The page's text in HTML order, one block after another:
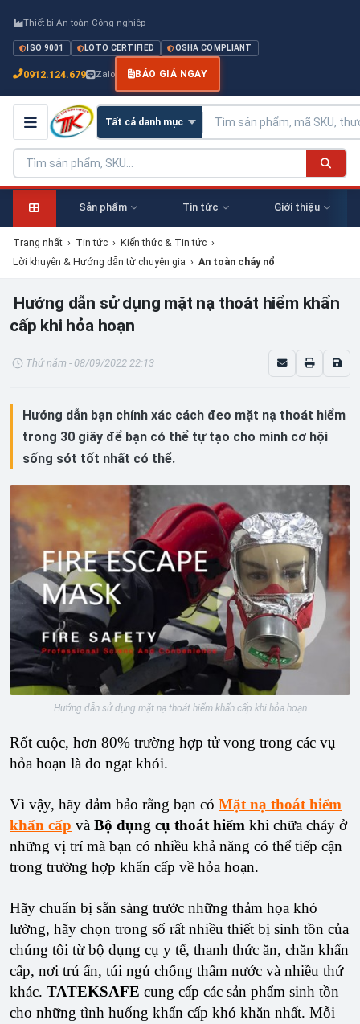
Thiết bị An toàn Công nghiệp
ISO 9001 LOTO CERTIFIED OSHA COMPLIANT
0912.124.679 Zalo BÁO GIÁ NGAY
Sản phẩm Tin tức Giới thiệu
Trang nhất › Tin tức › Kiến thức & Tin tức ›
Lời khuyên & Hướng dẫn từ chuyên gia › An toàn cháy nổ
Hướng dẫn sử dụng mặt nạ thoát hiểm khẩn
cấp khi hỏa hoạn
Thứ năm - 08/09/2022 22:13
Hướng dẫn bạn chính xác cách đeo mặt nạ thoát hiểm
trong 30 giây để bạn có thể tự tạo cho mình cơ hội
sống sót tốt nhất có thể.
Hướng dẫn sử dụng mặt nạ thoát hiểm khẩn cấp khi hỏa hoạn
Rốt cuộc, hơn 80% trường hợp tử vong trong các vụ
hỏa hoạn là do ngạt khói.
Vì vậy, hãy đảm bảo rằng bạn có Mặt nạ thoát hiểm
khẩn cấp và Bộ dụng cụ thoát hiểm khi chữa cháy ở
những vị trí mà bạn có nhiều khả năng có thể tiếp cận
trong trường hợp khẩn cấp về hỏa hoạn.
Hãy chuẩn bị sẵn sàng trước những thảm họa khó
lường, hãy chọn trong số rất nhiều thiết bị sinh tồn của
chúng tôi từ bộ dụng cụ y tế, thanh thức ăn, chăn khẩn
cấp, nơi trú ẩn, túi ngủ chống thấm nước và nhiều thứ
khác. TATEKSAFE cung cấp các sản phẩm sinh tồn
cho những tình huống khẩn cấp khó khăn nhất. Mỗi